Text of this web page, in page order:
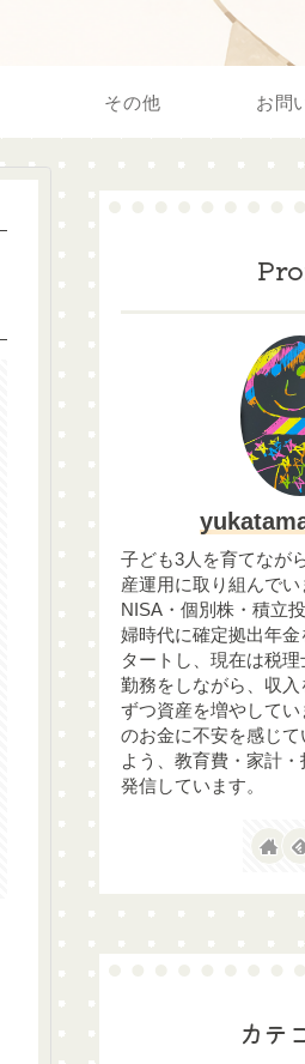
その他 お問
子ども3人を育てなが
産運用に取り組んでい
NISA・個別株・積立
婦時代に確定拠出年
タートし、現在は税
勤務をしながら、収
ずつ資産を増やして
のお金に不安を感じ
よう、教育費・家計
発信しています。
カテ